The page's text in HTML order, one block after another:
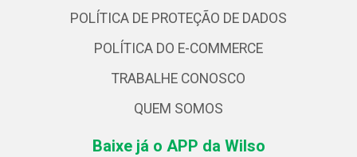
POLÍTICA DE PROTEÇÃO DE DADOS
POLÍTICA DO E-COMMERCE
TRABALHE CONOSCO
QUEM SOMOS
Baixe já o APP da Wilso